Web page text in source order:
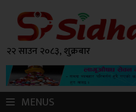
२२ साउन २०८३, शुक्रबार
MENUS